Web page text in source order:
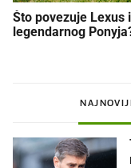
Što povezuje Lexus i
legendarnog